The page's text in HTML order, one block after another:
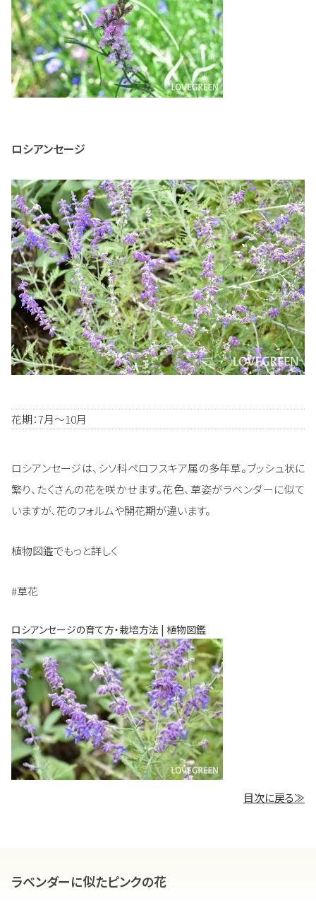
ロシアンセージ
花期：7月～10月
ロシアンセージは、シソ科ペロフスキア属の多年草。ブッシュ状に
繁り、たくさんの花を咲かせます。花色、草姿がラベンダーに似て
いますが、花のフォルムや開花期が違います。
植物図鑑でもっと詳しく
#草花
ロシアンセージの育て方・栽培方法 | 植物図鑑
目次に戻る≫
ラベンダーに似たピンクの花